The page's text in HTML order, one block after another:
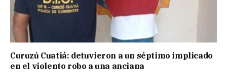
Curuzú Cuatiá: detuvieron a un séptimo implicado
en el violento robo a una anciana